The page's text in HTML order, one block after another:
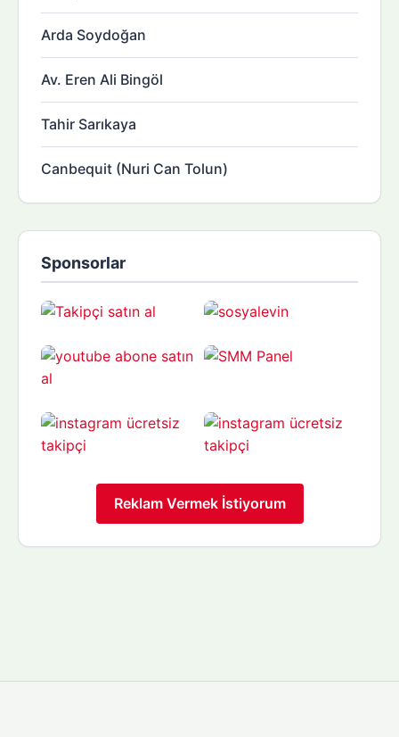
Arda Soydoğan
Av. Eren Ali Bingöl
Tahir Sarıkaya
Canbequit (Nuri Can Tolun)
Sponsorlar
Reklam Vermek İstiyorum